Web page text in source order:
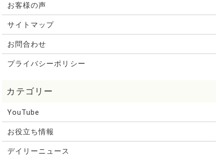
お客様の声
サイトマップ
お問合わせ
プライバシーポリシー
YouTube
お役立ち情報
デイリーニュース